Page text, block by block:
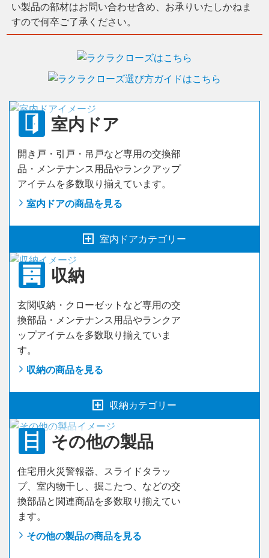
い製品の部材はお問い合わせ含め、お承りいたしかねま
すので何卒ご了承ください。
室内ドア
開き戸・引戸・吊戸など専用の交換部
品・メンテナンス用品やランクアップ
アイテムを多数取り揃えています。
室内ドアの商品を見る
室内ドアカテゴリー
開き戸
引戸
吊戸
折戸ドア
ローリング式片開きドア
クローザー付吊戸・片引
3枚連動引戸
収納
玄関収納・クローゼットなど専用の交
換部品・メンテナンス用品やランクア
ップアイテムを多数取り揃えていま
す。
収納の商品を見る
収納カテゴリー
折戸ユニット
引戸ユニット
玄関収納
下駄箱
その他の製品
住宅用火災警報器、スライドタラッ
プ、室内物干し、掘こたつ、などの交
換部品と関連商品を多数取り揃えてい
ます。
その他の製品の商品を見る